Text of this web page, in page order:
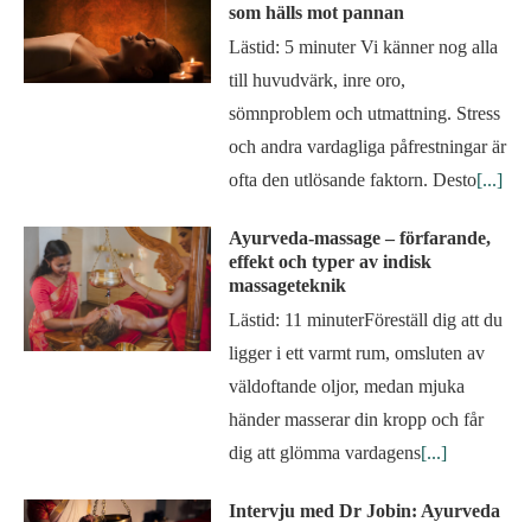
som hälls mot pannan
Lästid: 5 minuter Vi känner nog alla
till huvudvärk, inre oro,
sömnproblem och utmattning. Stress
och andra vardagliga påfrestningar är
ofta den utlösande faktorn. Desto[...]
Ayurveda-massage – förfarande,
effekt och typer av indisk
massageteknik
Lästid: 11 minuterFöreställ dig att du
ligger i ett varmt rum, omsluten av
väldoftande oljor, medan mjuka
händer masserar din kropp och får
dig att glömma vardagens[...]
Intervju med Dr Jobin: Ayurveda